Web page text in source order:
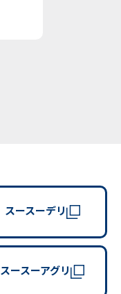
スースーデリ
スースーアグリ